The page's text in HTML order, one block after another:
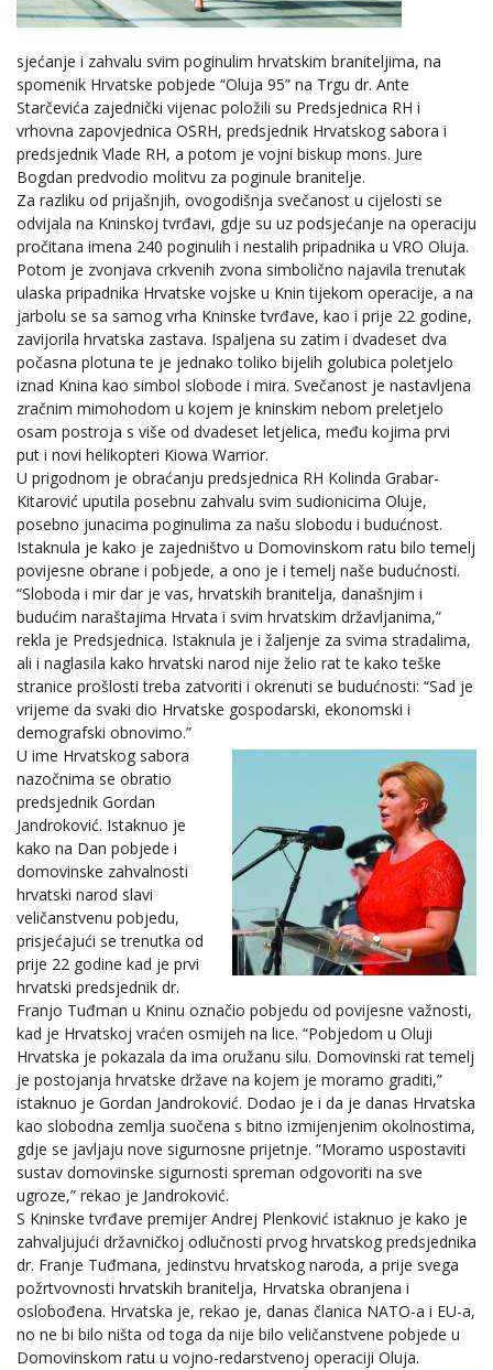
sjećanje i zahvalu svim poginulim hrvatskim braniteljima, na
spomenik Hrvatske pobjede “Oluja 95” na Trgu dr. Ante
Starčevića zajednički vijenac položili su Predsjednica RH i
vrhovna zapovjednica OSRH, predsjednik Hrvatskog sabora i
predsjednik Vlade RH, a potom je vojni biskup mons. Jure
Bogdan predvodio molitvu za poginule branitelje.
Za razliku od prijašnjih, ovogodišnja svečanost u cijelosti se
odvijala na Kninskoj tvrđavi, gdje su uz podsjećanje na operaciju
pročitana imena 240 poginulih i nestalih pripadnika u VRO Oluja.
Potom je zvonjava crkvenih zvona simbolično najavila trenutak
ulaska pripadnika Hrvatske vojske u Knin tijekom operacije, a na
jarbolu se sa samog vrha Kninske tvrđave, kao i prije 22 godine,
zavijorila hrvatska zastava. Ispaljena su zatim i dvadeset dva
počasna plotuna te je jednako toliko bijelih golubica poletjelo
iznad Knina kao simbol slobode i mira. Svečanost je nastavljena
zračnim mimohodom u kojem je kninskim nebom preletjelo
osam postroja s više od dvadeset letjelica, među kojima prvi
put i novi helikopteri Kiowa Warrior.
U prigodnom je obraćanju predsjednica RH Kolinda Grabar-
Kitarović uputila posebnu zahvalu svim sudionicima Oluje,
posebno junacima poginulima za našu slobodu i budućnost.
Istaknula je kako je zajedništvo u Domovinskom ratu bilo temelj
povijesne obrane i pobjede, a ono je i temelj naše budućnosti.
“Sloboda i mir dar je vas, hrvatskih branitelja, današnjim i
budućim naraštajima Hrvata i svim hrvatskim državljanima,”
rekla je Predsjednica. Istaknula je i žaljenje za svima stradalima,
ali i naglasila kako hrvatski narod nije želio rat te kako teške
stranice prošlosti treba zatvoriti i okrenuti se budućnosti: “Sad je
vrijeme da svaki dio Hrvatske gospodarski, ekonomski i
demografski obnovimo.”
U ime Hrvatskog sabora
nazočnima se obratio
predsjednik Gordan
Jandroković. Istaknuo je
kako na Dan pobjede i
domovinske zahvalnosti
hrvatski narod slavi
veličanstvenu pobjedu,
prisjećajući se trenutka od
prije 22 godine kad je prvi
hrvatski predsjednik dr.
Franjo Tuđman u Kninu označio pobjedu od povijesne važnosti,
kad je Hrvatskoj vraćen osmijeh na lice. “Pobjedom u Oluji
Hrvatska je pokazala da ima oružanu silu. Domovinski rat temelj
je postojanja hrvatske države na kojem je moramo graditi,”
istaknuo je Gordan Jandroković. Dodao je i da je danas Hrvatska
kao slobodna zemlja suočena s bitno izmijenjenim okolnostima,
gdje se javljaju nove sigurnosne prijetnje. “Moramo uspostaviti
sustav domovinske sigurnosti spreman odgovoriti na sve
ugroze,” rekao je Jandroković.
S Kninske tvrđave premijer Andrej Plenković istaknuo je kako je
zahvaljujući državničkoj odlučnosti prvog hrvatskog predsjednika
dr. Franje Tuđmana, jedinstvu hrvatskog naroda, a prije svega
požrtvovnosti hrvatskih branitelja, Hrvatska obranjena i
oslobođena. Hrvatska je, rekao je, danas članica NATO-a i EU-a,
no ne bi bilo ništa od toga da nije bilo veličanstvene pobjede u
Domovinskom ratu u vojno-redarstvenoj operaciji Oluja.